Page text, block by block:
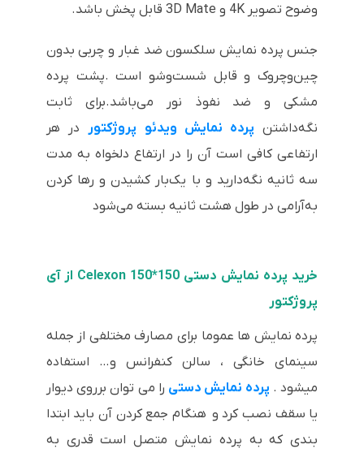
وضوح تصویر 4K و 3D Mateقابل پخش باشد.
جنس پرده نمایش سلکسون ضد غبار و چربی بدون
چین‌وچروک و قابل شست‌وشو است .پشت پرده
مشکی و ضد نفوذ نور می‌باشد.برای ثابت
نگه‌داشتن پرده نمایش ویدئو پروژکتور
در هر
ارتفاعی کافی است آن را در ارتفاع دلخواه به مدت
سه ثانیه نگه‌دارید و با یک‌بار کشیدن و رها کردن
به‌آرامی در طول هشت ثانیه بسته می‌شود
خرید پرده نمایش دستی 150*150 Celexon از آی
پروژکتور
پرده نمایش ها عموما برای مصارف مختلفی از جمله
سینمای خانگی ، سالن کنفرانس و… استفاده
میشود . پرده نمایش دستی را می توان برروی دیوار
یا سقف نصب کرد و هنگام جمع کردن آن باید ابتدا
بندی که به پرده نمایش متصل است قدری به